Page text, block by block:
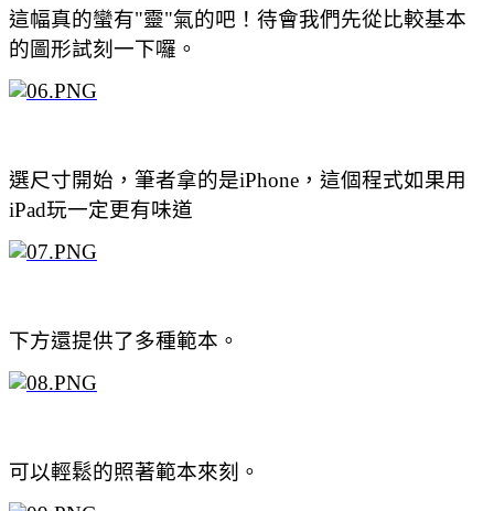
這幅真的蠻有"靈"氣的吧！待會我們先從比較基本
的圖形試刻一下囉。
選尺寸開始，筆者拿的是iPhone，這個程式如果用
iPad玩一定更有味道
下方還提供了多種範本。
可以輕鬆的照著範本來刻。